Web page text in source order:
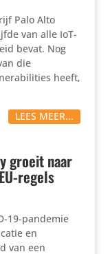
Palo Alto
van alle IoT-
bevat. Nog
die
heeft,
LEES MEER...
groeit naar
regels
19-pandemie
en
van een